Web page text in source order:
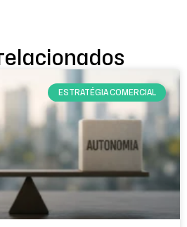
ESTRATÉGIA COMERCIAL